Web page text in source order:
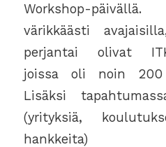
Workshop-
värikkäästi
perjantai olivat
joissa oli noin 200
Lisäksi
(yrityksiä,